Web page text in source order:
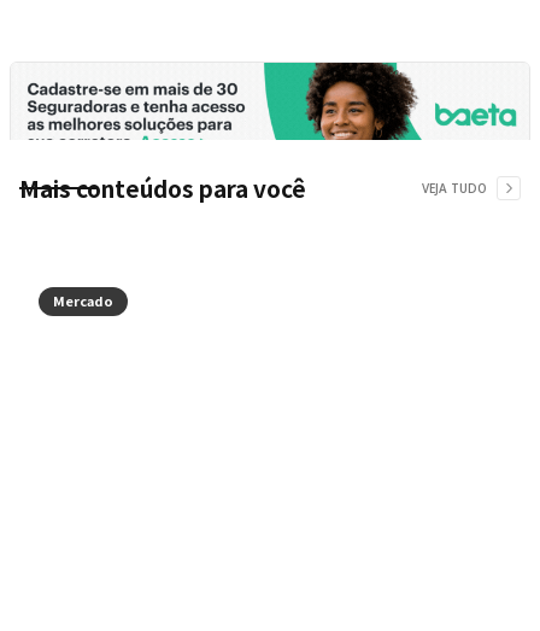
Mais conteúdos para você VEJA TUDO
Mercado